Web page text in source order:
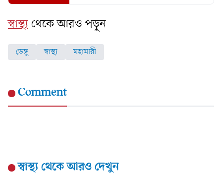
স্বাস্থ্যথেকে আরও পড়ুন
ডেঙ্গু স্বাস্থ্য মহামারী
Comment
স্বাস্থ্যথেকে আরও দেখুন